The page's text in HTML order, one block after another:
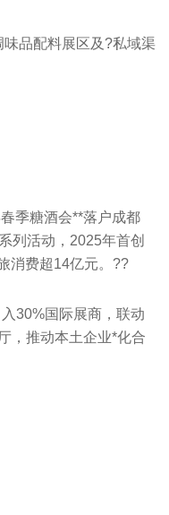
品配料展区及?私域渠
季糖酒会**落户成都
列活动，2025年首创
消费超14亿元。??
30%国际展商，联动
，推动本土企业*化合